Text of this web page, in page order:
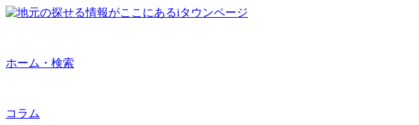
ホーム・検索
コラム